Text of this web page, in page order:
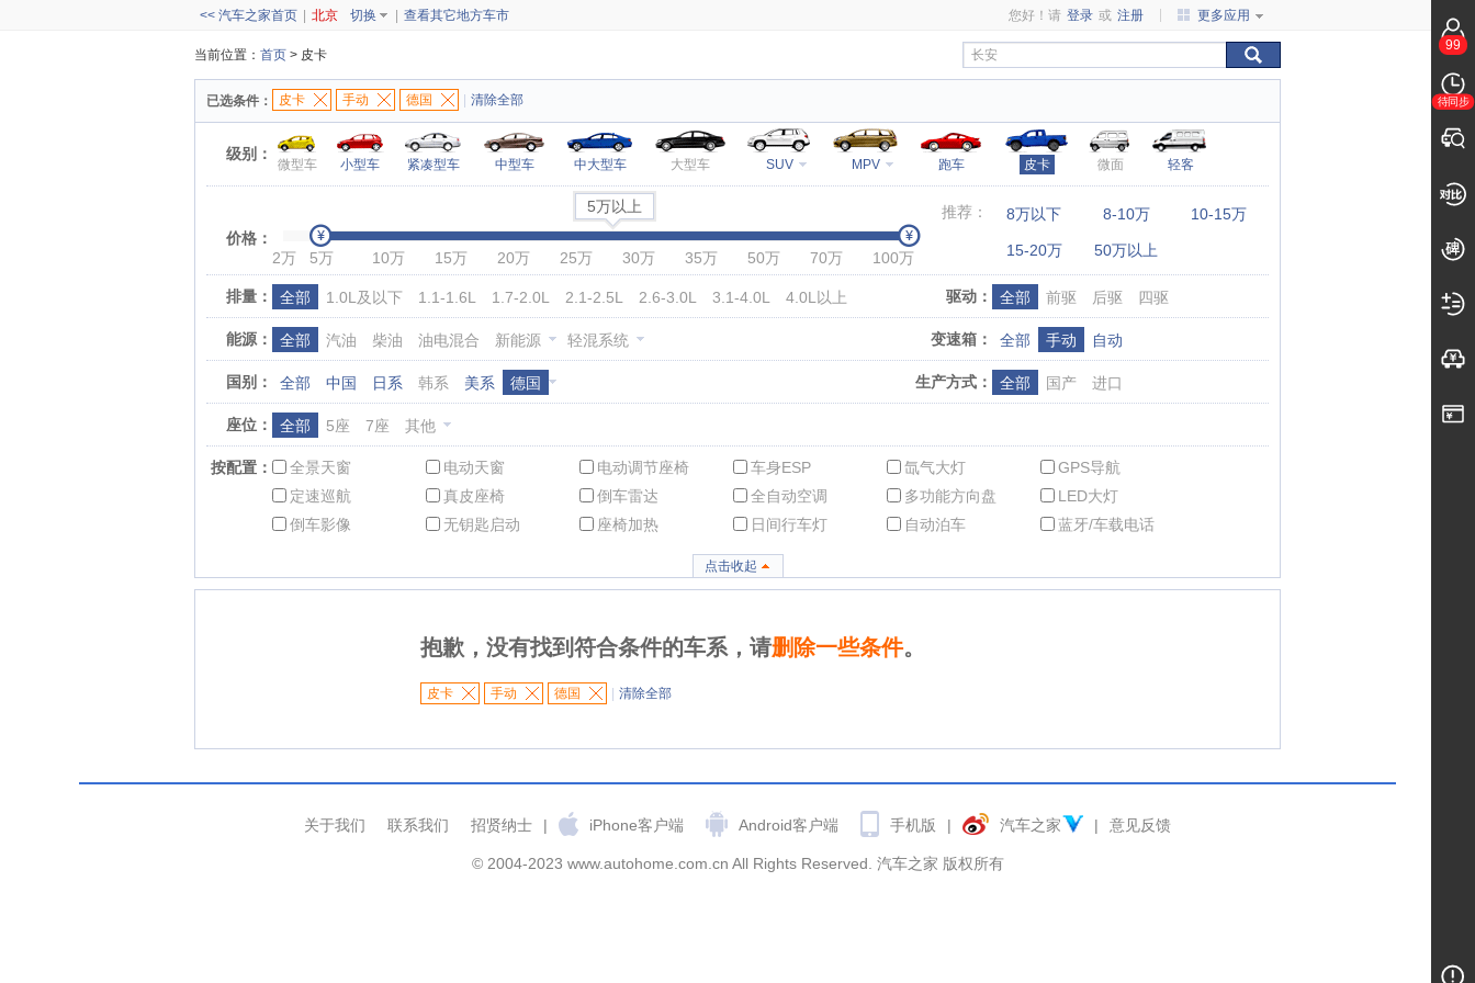
<< 汽车之家首页 北京 切换 查看其它地方车市 更多应用
您好！请 登录 或 注册
当前位置： 首页 > 皮卡
已选条件： 皮卡 手动 德国 清除全部
级别：
微型车 小型车 紧凑型车 中型车 中大型车 大型车 SUV MPV 跑车 皮卡 微面 轻客
价格：
5万以上
2万 5万 10万 15万 20万 25万 30万 35万 50万 70万 100万
推荐： 8万以下 8-10万 10-15万
15-20万 50万以上
排量： 全部 1.0L及以下 1.1-1.6L 1.7-2.0L 2.1-2.5L 2.6-3.0L 3.1-4.0L 4.0L以上 驱动： 全部 前驱 后驱 四驱
能源： 全部 汽油 柴油 油电混合 新能源 轻混系统 变速箱： 全部 手动 自动
国别： 全部 中国 日系 韩系 美系 德国 生产方式： 全部 国产 进口
座位： 全部 5座 7座 其他
按配置： 全景天窗 电动天窗 电动调节座椅 车身ESP 氙气大灯
GPS导航
定速巡航
真皮座椅 倒车雷达 全自动空调 多功能方向盘
LED大灯
倒车影像
无钥匙启动 座椅加热 日间行车灯 自动泊车 蓝牙/车载电话
点击收起
抱歉，没有找到符合条件的车系，请删除一些条件。
皮卡 手动 德国 清除全部
关于我们 联系我们 招贤纳士 | iPhone客户端 Android客户端 手机版 | 汽车之家 | 意见反馈
© 2004-2023 www.autohome.com.cn All Rights Reserved. 汽车之家 版权所有
99
待同步